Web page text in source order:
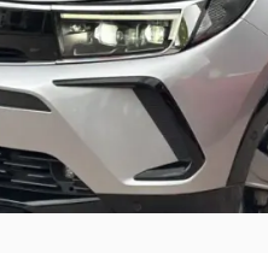
Automaat
Autobedrijf den Hartog·
Hellevoetsluis
Bekijk aanbieding →
Vergelijk